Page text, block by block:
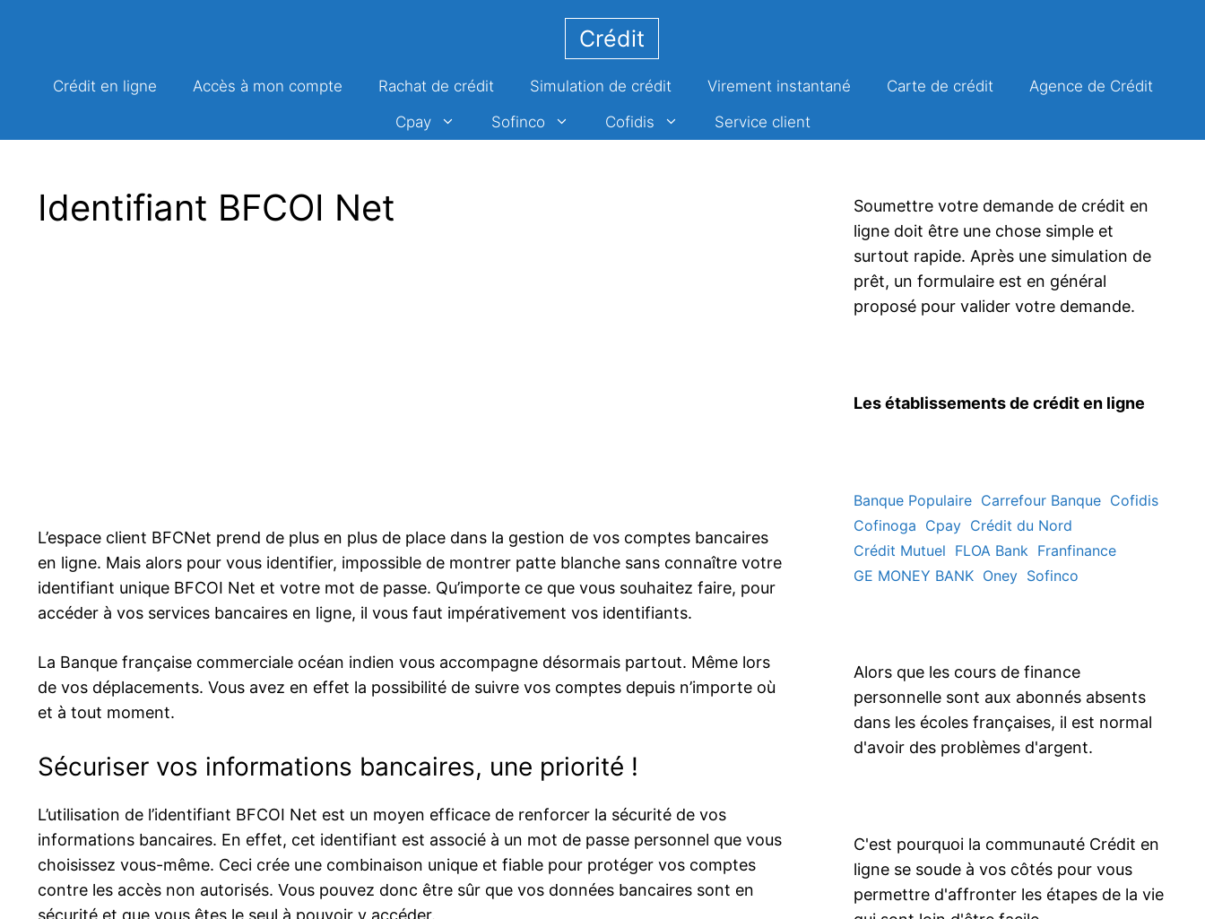
Crédit
Crédit en ligne Accès à mon compte Rachat de crédit Simulation de crédit Virement instantané Carte de crédit
Agence de Crédit
Cpay
Sofinco Cofidis Service client
Identifiant BFCOI Net
L’espace client BFCNet prend de plus en plus de place dans la gestion de vos comptes bancaires
en ligne. Mais alors pour vous identifier, impossible de montrer patte blanche sans connaître votre
identifiant unique BFCOI Net et votre mot de passe. Qu’importe ce que vous souhaitez faire, pour
accéder à vos services bancaires en ligne, il vous faut impérativement vos identifiants.
La Banque française commerciale océan indien vous accompagne désormais partout. Même lors
de vos déplacements. Vous avez en effet la possibilité de suivre vos comptes depuis n’importe où
et à tout moment.
Sécuriser vos informations bancaires, une priorité !
L’utilisation de l’identifiant BFCOI Net est un moyen efficace de renforcer la sécurité de vos
informations bancaires. En effet, cet identifiant est associé à un mot de passe personnel que vous
choisissez vous-même. Ceci crée une combinaison unique et fiable pour protéger vos comptes
contre les accès non autorisés. Vous pouvez donc être sûr que vos données bancaires sont en
sécurité et que vous êtes le seul à pouvoir y accéder.
Soumettre votre demande de crédit en
ligne doit être une chose simple et
surtout rapide. Après une simulation de
prêt, un formulaire est en général
proposé pour valider votre demande.
Les établissements de crédit en ligne
Banque Populaire Carrefour Banque Cofidis
Cofinoga Cpay Crédit du Nord
Crédit Mutuel FLOA Bank Franfinance
GE MONEY BANK Oney Sofinco
Alors que les cours de finance
personnelle sont aux abonnés absents
dans les écoles françaises, il est normal
d'avoir des problèmes d'argent.
C'est pourquoi la communauté Crédit en
ligne se soude à vos côtés pour vous
permettre d'affronter les étapes de la vie